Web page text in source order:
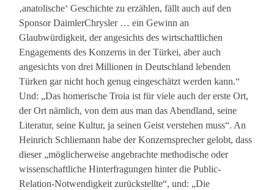
‚anatolische‘ Geschichte zu erzählen, fällt auch auf den
Sponsor DaimlerChrysler … ein Gewinn an
Glaubwürdigkeit, der angesichts des wirtschaftlichen
Engagements des Konzerns in der Türkei, aber auch
angesichts von drei Millionen in Deutschland lebenden
Türken gar nicht hoch genug eingeschätzt werden kann.“
Und: „Das homerische Troia ist für viele auch der erste Ort,
der Ort nämlich, von dem aus man das Abendland, seine
Literatur, seine Kultur, ja seinen Geist verstehen muss“. An
Heinrich Schliemann habe der Konzernsprecher gelobt, dass
dieser „möglicherweise angebrachte methodische oder
wissenschaftliche Hinterfragungen hinter die Public-
Relation-Notwendigkeit zurückstellte“, und: „Die